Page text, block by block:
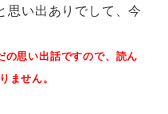
思い出ありでして、今
思い出話ですので、読ん
ません。